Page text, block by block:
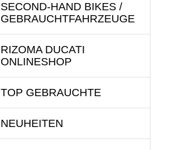
SECOND-HAND BIKES /
GEBRAUCHTFAHRZEUGE
RIZOMA DUCATI
ONLINESHOP
TOP GEBRAUCHTE
NEUHEITEN